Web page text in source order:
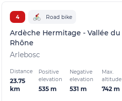
4 Road bike
Ardèche Hermitage - Vallée du
Rhône
Arlebosc
Distance
23.75
km
Positive
elevation
535 m
Negative
elevation
531 m
Max.
altitude
742 m